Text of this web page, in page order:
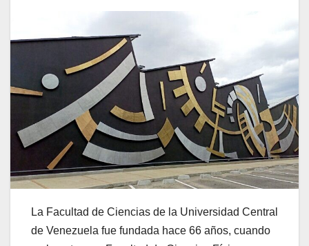
La Facultad de Ciencias de la Universidad Central
de Venezuela fue fundada hace 66 años, cuando